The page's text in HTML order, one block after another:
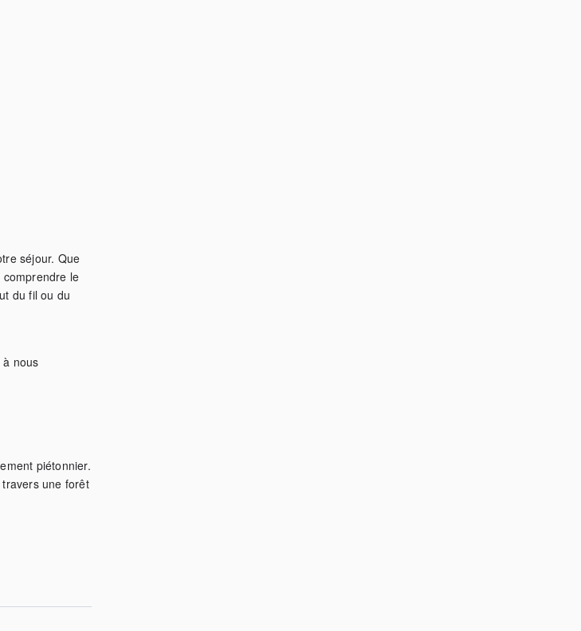
séjour. Que
le
du fil ou du
à nous
piétonnier.
une forêt